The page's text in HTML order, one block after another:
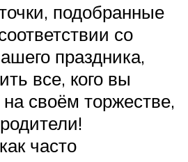
подобранные
со
праздника,
все, кого вы
своём торжестве,
часто